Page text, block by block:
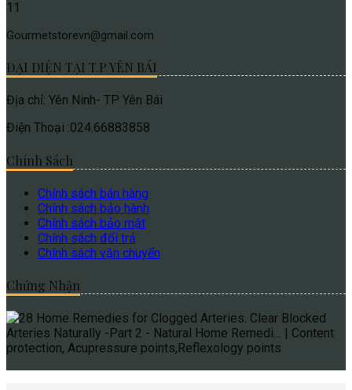
Gourmetstorevn@gmail.com
ĐẠI DIỆN TẠI T.P YÊN BÁI
Địa chỉ: Yên Ninh- TP Yên Bái
Điện Thoại :024.66883858
Chính Sách
Chính sách bán hàng
Chính sách bảo hành
Chính sách bảo mật
Chính sách đổi trả
Chính sách vận chuyển
Chứng Nhận